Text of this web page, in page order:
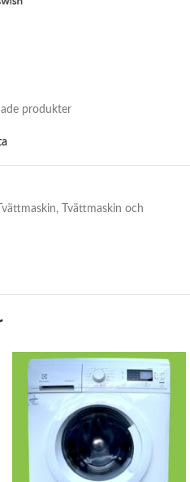
produkter
Tvättmaskin,
Tvättmaskin och